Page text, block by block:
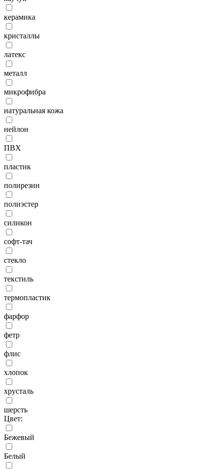
керамика
кристаллы
латекс
металл
микрофибра
натуральная кожа
нейлон
ПВХ
пластик
полирезин
полиэстер
силикон
софт-тач
стекло
текстиль
термопластик
фарфор
фетр
флис
хлопок
хрусталь
шерсть
Цвет:
Бежевый
Белый